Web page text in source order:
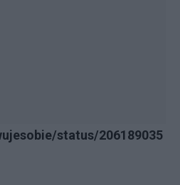
status/206189035